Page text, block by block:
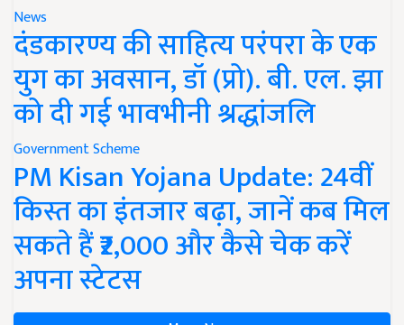
News
दंडकारण्य की साहित्य परंपरा के एक
युग का अवसान, डॉ (प्रो). बी. एल. झा
को दी गई भावभीनी श्रद्धांजलि
Government Scheme
PM Kisan Yojana Update: 24वीं
किस्त का इंतजार बढ़ा, जानें कब मिल
सकते हैं ₹2,000 और कैसे चेक करें
अपना स्टेटस